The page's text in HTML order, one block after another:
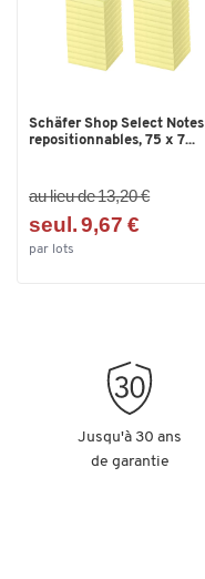
Schäfer Shop Select Notes
repositionnables, 75 x 7...
au lieu de 13,20 €
seul. 9,67 €
par lots
Jusqu'à 30 ans
de garantie